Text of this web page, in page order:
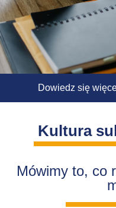
Dowiedz się
Kultura
Mówimy to, co